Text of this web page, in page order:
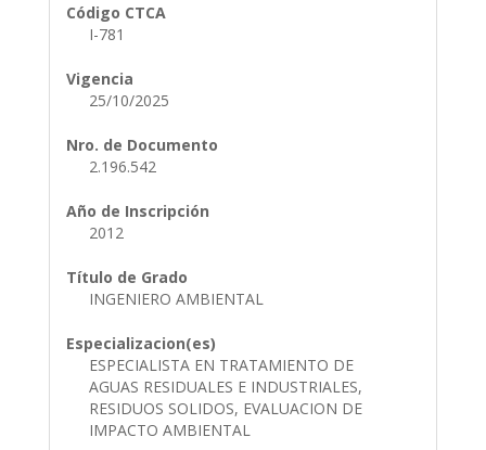
Código CTCA
I-781
Vigencia
25/10/2025
Nro. de Documento
2.196.542
Año de Inscripción
2012
Título de Grado
INGENIERO AMBIENTAL
Especializacion(es)
ESPECIALISTA EN TRATAMIENTO DE
AGUAS RESIDUALES E INDUSTRIALES,
RESIDUOS SOLIDOS, EVALUACION DE
IMPACTO AMBIENTAL